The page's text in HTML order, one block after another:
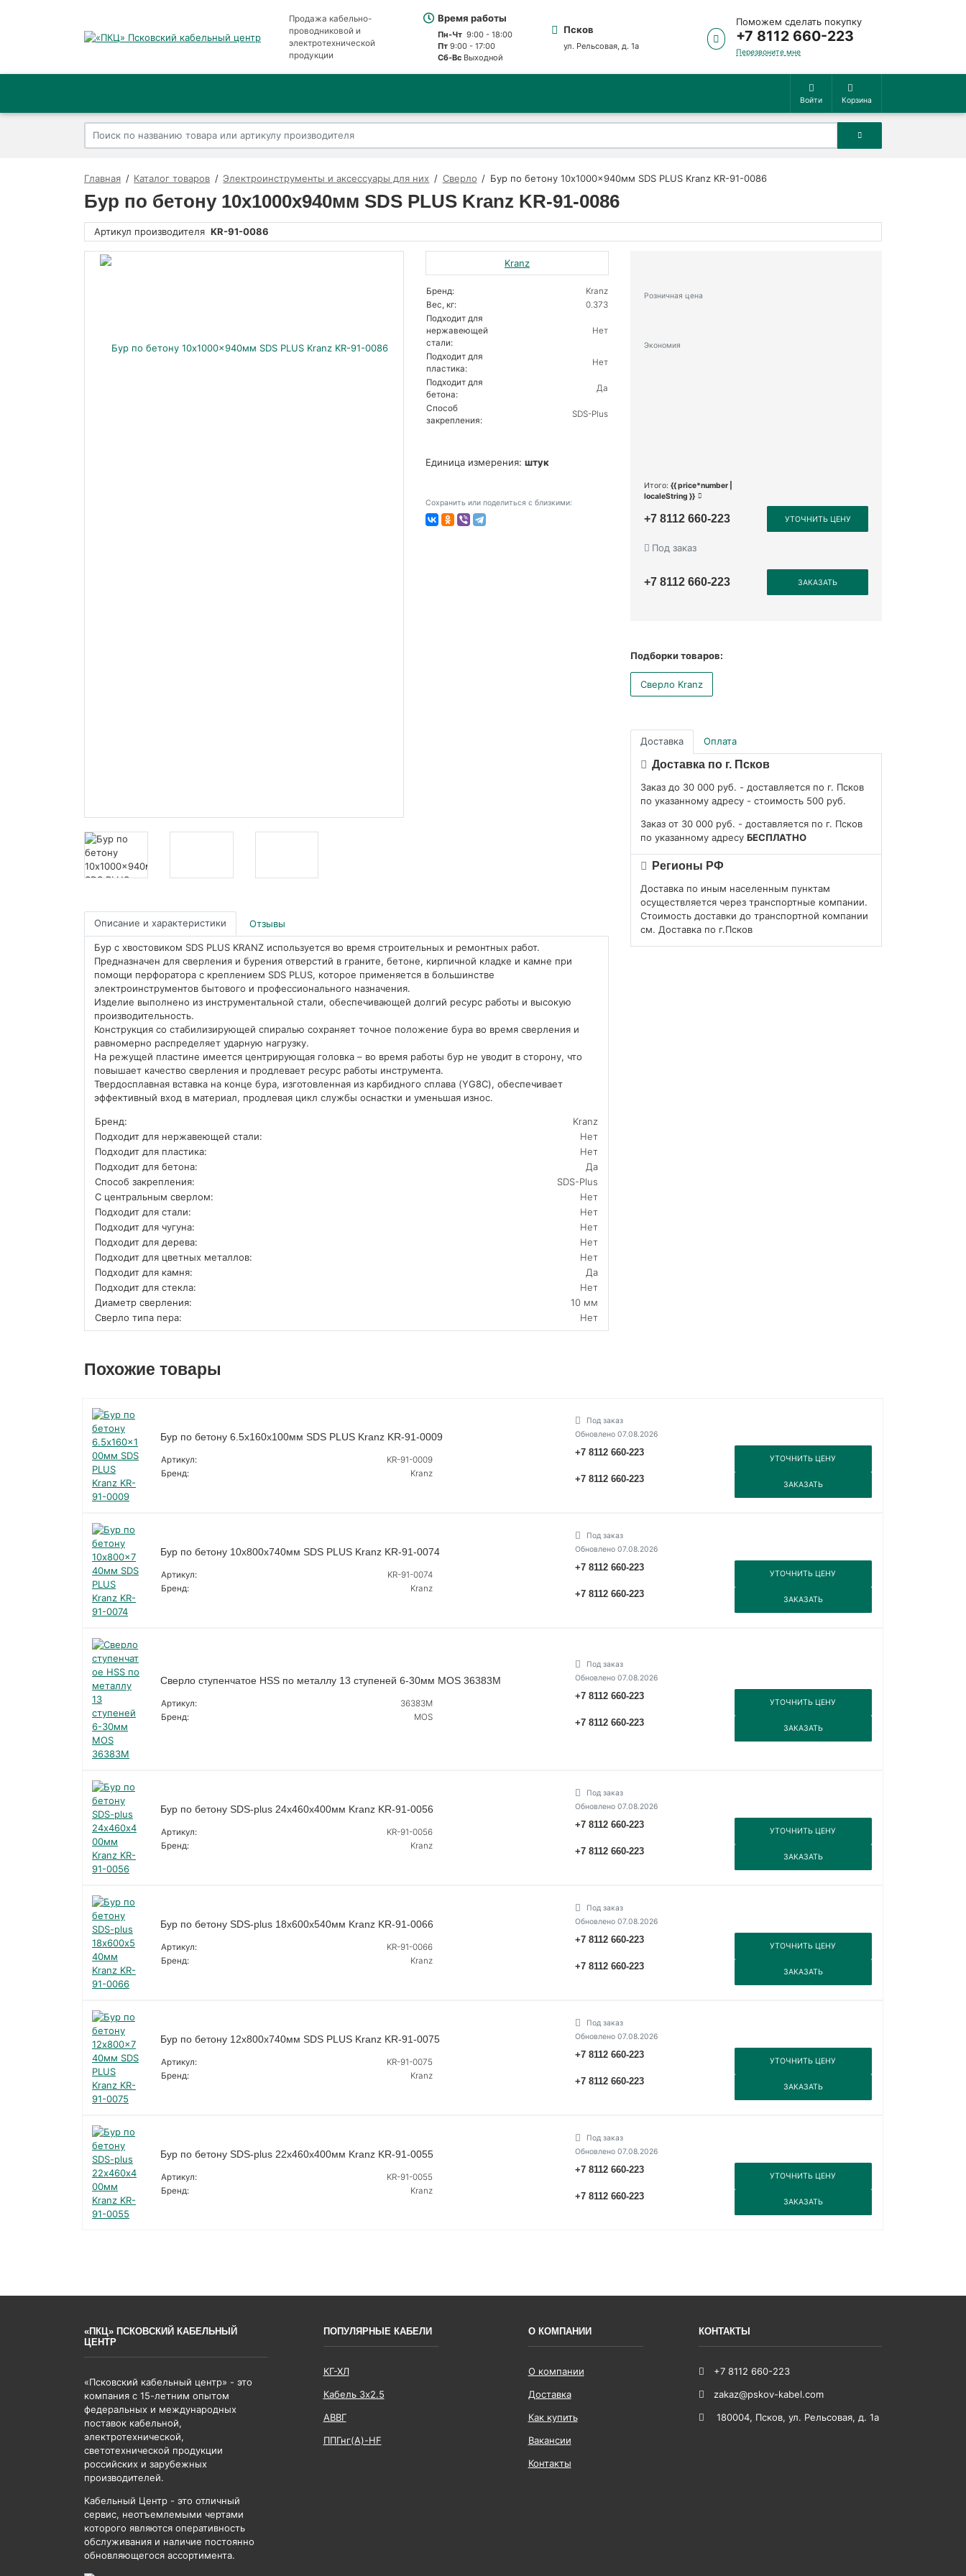
Продажа кабельно-
проводниковой и
электротехнической
продукции
Время работы
Пн-Чт9:00 - 18:00
Пт9:00 - 17:00
Сб-ВсВыходной
Псков
ул. Рельсовая, д. 1а
Поможем сделать покупку
+7 8112 660-223
Перезвоните мне
Войти Корзина
Главная Каталог товаров Электроинструменты и аксессуары для них Сверло Бур по бетону 10x1000x940мм SDS PLUS Kranz KR-91-0086
Бур по бетону 10x1000x940мм SDS PLUS Kranz KR-91-0086
Артикул производителя KR-91-0086
Kranz
Бренд:
Kranz
Вес, кг:
0.373
Подходит для
нержавеющей
стали:
Нет
Подходит для
пластика:
Нет
Подходит для
бетона:
Да
Способ
закрепления:
SDS-Plus
Единица измерения: штук
Сохранить или поделиться с близкими:
Розничная цена
Экономия
Итого: {{ price*number |
localeString }}
+7 8112 660-223 УТОЧНИТЬ ЦЕНУ
Под заказ
+7 8112 660-223 ЗАКАЗАТЬ
Подборки товаров:
Сверло Kranz
Доставка Оплата
Доставка по г. Псков
Заказ до 30 000 руб. - доставляется по г. Псков
по указанному адресу - стоимость 500 руб.
Заказ от 30 000 руб. - доставляется по г. Псков
по указанному адресу БЕСПЛАТНО
Регионы РФ
Доставка по иным населенным пунктам
осуществляется через транспортные компании.
Стоимость доставки до транспортной компании
см. Доставка по г.Псков
Описание и характеристики Отзывы
Бур с хвостовиком SDS PLUS KRANZ используется во время строительных и ремонтных работ.
Предназначен для сверления и бурения отверстий в граните, бетоне, кирпичной кладке и камне при
помощи перфоратора с креплением SDS PLUS, которое применяется в большинстве
электроинструментов бытового и профессионального назначения.
Изделие выполнено из инструментальной стали, обеспечивающей долгий ресурс работы и высокую
производительность.
Конструкция со стабилизирующей спиралью сохраняет точное положение бура во время сверления и
равномерно распределяет ударную нагрузку.
На режущей пластине имеется центрирующая головка – во время работы бур не уводит в сторону, что
повышает качество сверления и продлевает ресурс работы инструмента.
Твердосплавная вставка на конце бура, изготовленная из карбидного сплава (YG8C), обеспечивает
эффективный вход в материал, продлевая цикл службы оснастки и уменьшая износ.
Бренд:
Kranz
Подходит для нержавеющей стали:
Нет
Подходит для пластика:
Нет
Подходит для бетона:
Да
Способ закрепления:
SDS-Plus
С центральным сверлом:
Нет
Подходит для стали:
Нет
Подходит для чугуна:
Нет
Подходит для дерева:
Нет
Подходит для цветных металлов:
Нет
Подходит для камня:
Да
Подходит для стекла:
Нет
Диаметр сверления:
10 мм
Сверло типа пера:
Нет
Похожие товары
Бур по бетону 6.5x160x100мм SDS PLUS Kranz KR-91-0009
Артикул:
KR-91-0009
Бренд:
Kranz
Под заказ
Обновлено 07.08.2026
+7 8112 660-223
УТОЧНИТЬ ЦЕНУ
+7 8112 660-223
ЗАКАЗАТЬ
Бур по бетону 10x800x740мм SDS PLUS Kranz KR-91-0074
Артикул:
KR-91-0074
Бренд:
Kranz
Под заказ
Обновлено 07.08.2026
+7 8112 660-223
УТОЧНИТЬ ЦЕНУ
+7 8112 660-223
ЗАКАЗАТЬ
Сверло ступенчатое HSS по металлу 13 ступеней 6-30мм MOS 36383М
Артикул:
36383М
Бренд:
MOS
Под заказ
Обновлено 07.08.2026
+7 8112 660-223
УТОЧНИТЬ ЦЕНУ
+7 8112 660-223
ЗАКАЗАТЬ
Бур по бетону SDS-plus 24х460х400мм Kranz KR-91-0056
Артикул:
KR-91-0056
Бренд:
Kranz
Под заказ
Обновлено 07.08.2026
+7 8112 660-223
УТОЧНИТЬ ЦЕНУ
+7 8112 660-223
ЗАКАЗАТЬ
Бур по бетону SDS-plus 18х600х540мм Kranz KR-91-0066
Артикул:
KR-91-0066
Бренд:
Kranz
Под заказ
Обновлено 07.08.2026
+7 8112 660-223
УТОЧНИТЬ ЦЕНУ
+7 8112 660-223
ЗАКАЗАТЬ
Бур по бетону 12x800x740мм SDS PLUS Kranz KR-91-0075
Артикул:
KR-91-0075
Бренд:
Kranz
Под заказ
Обновлено 07.08.2026
+7 8112 660-223
УТОЧНИТЬ ЦЕНУ
+7 8112 660-223
ЗАКАЗАТЬ
Бур по бетону SDS-plus 22х460х400мм Kranz KR-91-0055
Артикул:
KR-91-0055
Бренд:
Kranz
Под заказ
Обновлено 07.08.2026
+7 8112 660-223
УТОЧНИТЬ ЦЕНУ
+7 8112 660-223
ЗАКАЗАТЬ
«ПКЦ» ПСКОВСКИЙ КАБЕЛЬНЫЙ
ЦЕНТР
«Псковский кабельный центр» - это
компания с 15-летним опытом
федеральных и международных
поставок кабельной,
электротехнической,
светотехнической продукции
российских и зарубежных
производителей.
Кабельный Центр - это отличный
сервис, неотъемлемыми чертами
которого являются оперативность
обслуживания и наличие постоянно
обновляющегося ассортимента.
ПОПУЛЯРНЫЕ КАБЕЛИ
КГ-ХЛ
Кабель 3x2.5
АВВГ
ППГнг(А)-HF
О КОМПАНИИ
О компании
Доставка
Как купить
Вакансии
Контакты
КОНТАКТЫ
+7 8112 660-223
zakaz@pskov-kabel.com
180004, Псков, ул. Рельсовая, д. 1а